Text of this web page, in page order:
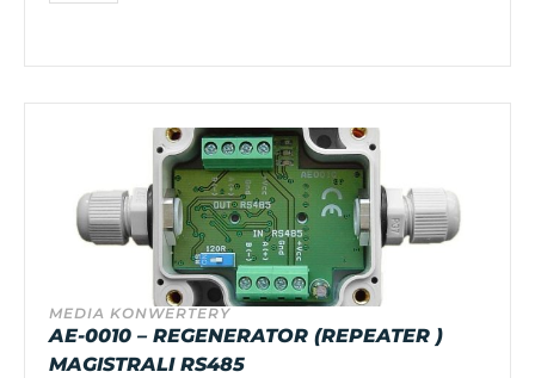
MEDIA KONWERTERY
AE-0010 – REGENERATOR (REPEATER )
MAGISTRALI RS485